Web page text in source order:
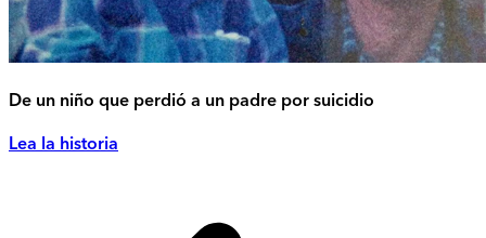
De un niño que perdió a un padre por suicidio
Lea la historia